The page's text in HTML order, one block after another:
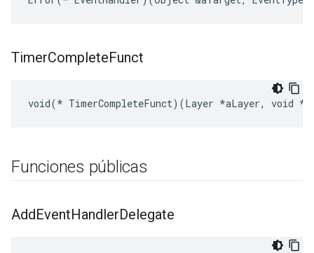
TimerCompleteFunct
void(* TimerCompleteFunct)(Layer *aLayer, void
Funciones públicas
AddEventHandlerDelegate